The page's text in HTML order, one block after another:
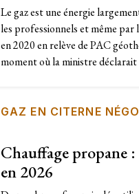
Le gaz est une énergie
les professionnels et même par
en 2020 en relève de PAC
moment où la ministre
GAZ EN CITERNE NÉGO
Chauffage propane
en 2026